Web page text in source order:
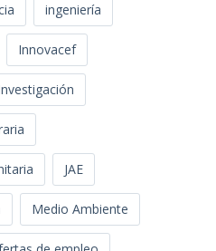
ingeniería
Innovacef
JAE
Medio Ambiente